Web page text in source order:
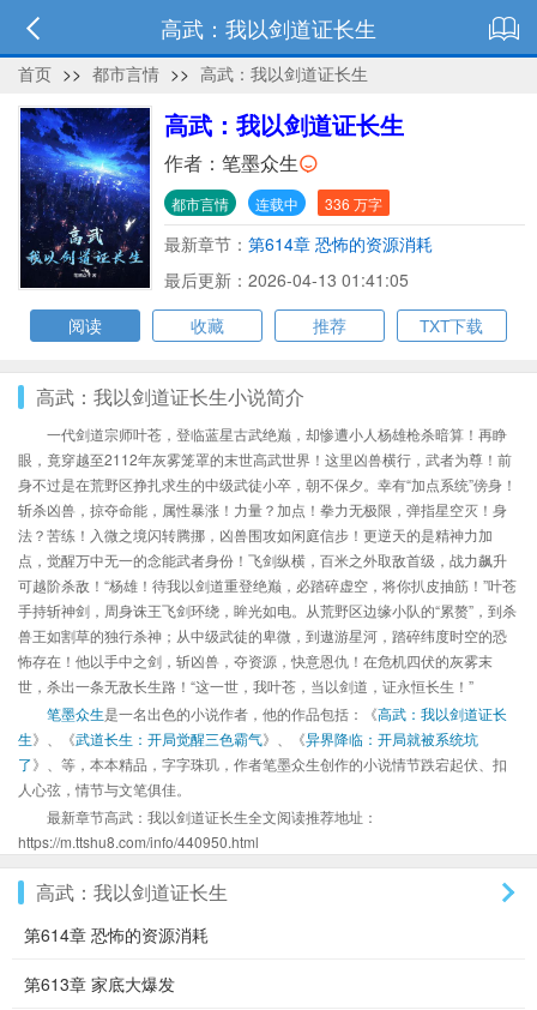
高武：我以剑道证长生
首页 >> 都市言情 >> 高武：我以剑道证长生
高武：我以剑道证长生
作者： 笔墨众生
都市言情 连载中 336 万字
最新章节： 第614章 恐怖的资源消耗
最后更新：2026-04-13 01:41:05
阅读
收藏 推荐 TXT下载
高武：我以剑道证长生小说简介
一代剑道宗师叶苍，登临蓝星古武绝巅，却惨遭小人杨雄枪杀暗算！再睁
眼，竟穿越至2112年灰雾笼罩的末世高武世界！这里凶兽横行，武者为尊！前
身不过是在荒野区挣扎求生的中级武徒小卒，朝不保夕。幸有“加点系统”傍身！
斩杀凶兽，掠夺命能，属性暴涨！力量？加点！拳力无极限，弹指星空灭！身
法？苦练！入微之境闪转腾挪，凶兽围攻如闲庭信步！更逆天的是精神力加
点，觉醒万中无一的念能武者身份！飞剑纵横，百米之外取敌首级，战力飙升
可越阶杀敌！“杨雄！待我以剑道重登绝巅，必踏碎虚空，将你扒皮抽筋！”叶苍
手持斩神剑，周身诛王飞剑环绕，眸光如电。从荒野区边缘小队的“累赘”，到杀
兽王如割草的独行杀神；从中级武徒的卑微，到遨游星河，踏碎纬度时空的恐
怖存在！他以手中之剑，斩凶兽，夺资源，快意恩仇！在危机四伏的灰雾末
世，杀出一条无敌长生路！“这一世，我叶苍，当以剑道，证永恒长生！”
笔墨众生是一名出色的小说作者，他的作品包括：《高武：我以剑道证长
生》、《武道长生：开局觉醒三色霸气》、《异界降临：开局就被系统坑
了》、等，本本精品，字字珠玑，作者笔墨众生创作的小说情节跌宕起伏、扣
人心弦，情节与文笔俱佳。
最新章节高武：我以剑道证长生全文阅读推荐地址：
https://m.ttshu8.com/info/440950.html
高武：我以剑道证长生
第614章 恐怖的资源消耗
第613章 家底大爆发